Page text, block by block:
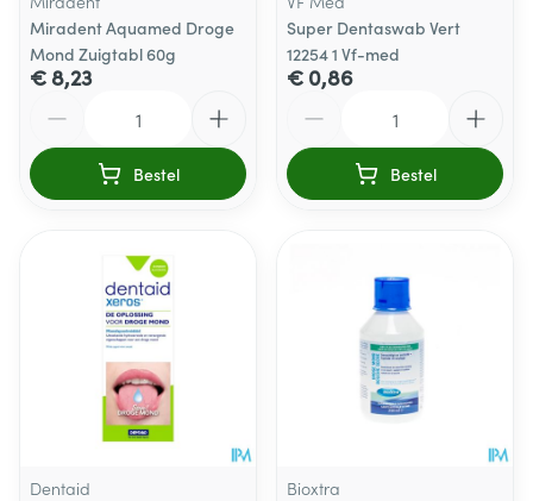
Miradent Aquamed Droge
Mond Zuigtabl 60g
€ 8,23
Bestel
Super Dentaswab Vert
12254 1 Vf-med
€ 0,86
Bestel
Dentaid
Bioxtra